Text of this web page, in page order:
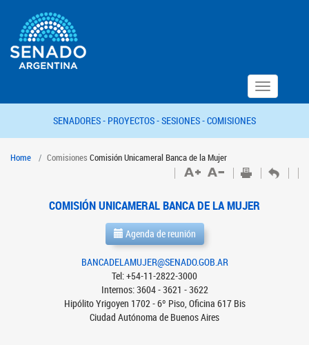
Toggle
navigation
SENADORES - PROYECTOS -SESIONES -COMISIONES
Home Comisiones Comisión Unicameral Banca de la Mujer
COMISIÓN UNICAMERAL BANCA DE LA MUJER
Agenda de reunión
BANCADELAMUJER@SENADO.GOB.AR
Tel: +54-11-2822-3000
Internos: 3604 - 3621 - 3622
Hipólito Yrigoyen 1702 - 6º Piso, Oficina 617 Bis
Ciudad Autónoma de Buenos Aires